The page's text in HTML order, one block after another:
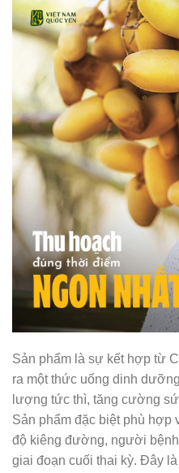
Sản phẩm là sự kết hợp từ
ra một thức uống dinh
lượng tức thì, tăng cường
Sản phẩm đặc biệt phù
độ kiêng đường, người
giai đoạn cuối thai kỳ. Đây